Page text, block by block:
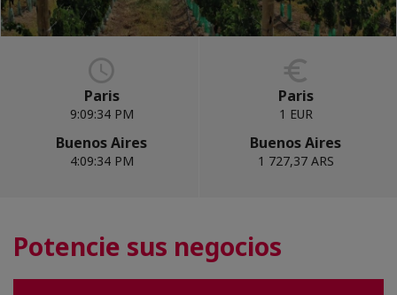
Paris
9:09:35 PM
Buenos Aires
4:09:35 PM
Paris
1 EUR
Buenos Aires
1 727,37 ARS
Potencie sus negocios